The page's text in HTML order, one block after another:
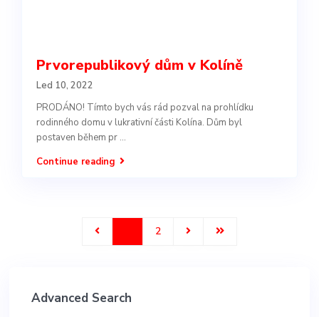
Prvorepublikový dům v Kolíně
Led 10, 2022
PRODÁNO! Tímto bych vás rád pozval na prohlídku
rodinného domu v lukrativní části Kolína. Dům byl
postaven během pr ...
Continue reading
2
Advanced Search